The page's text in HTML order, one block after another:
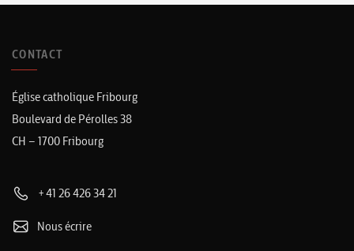
CONTACT
Église catholique Fribourg
Boulevard de Pérolles 38
CH – 1700 Fribourg
+41 26 426 34 21
Nous écrire